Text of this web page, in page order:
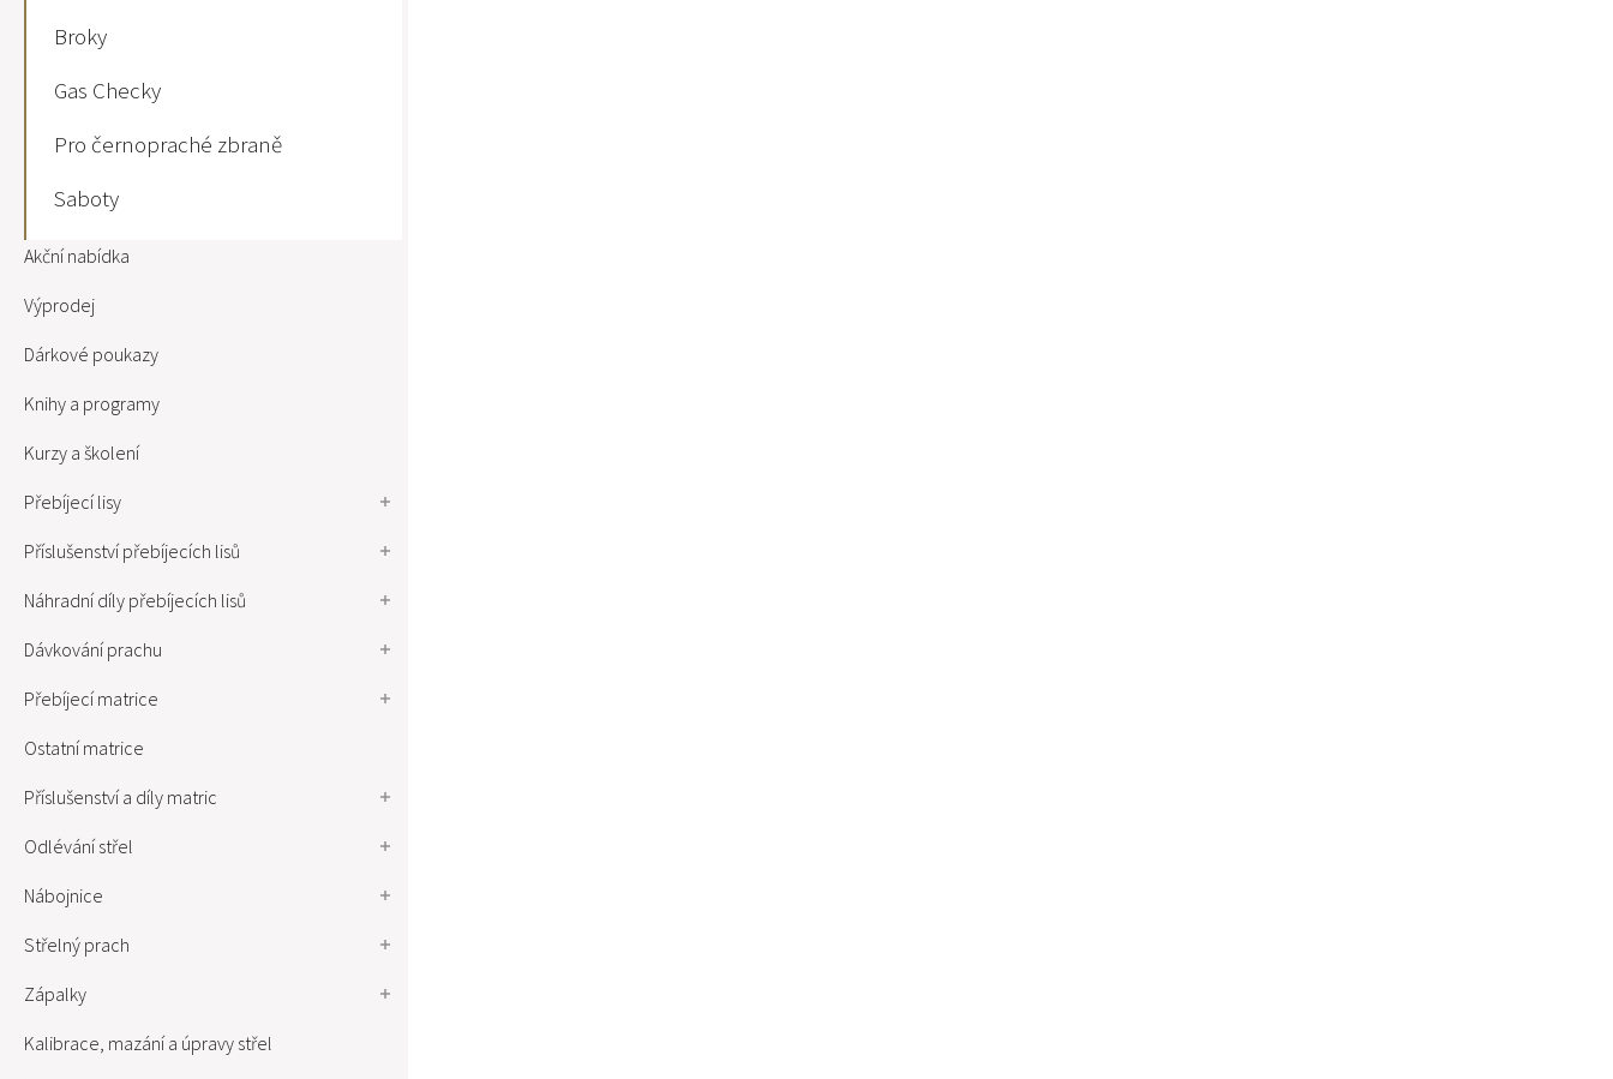
Broky
Gas Checky
Pro černopraché zbraně
Saboty
Akční nabídka
Výprodej
Dárkové poukazy
Knihy a programy
Kurzy a školení
Přebíjecí lisy
Příslušenství přebíjecích lisů
Náhradní díly přebíjecích lisů
Dávkování prachu
Přebíjecí matrice
Ostatní matrice
Příslušenství a díly matric
Odlévání střel
Nábojnice
Střelný prach
Zápalky
Kalibrace, mazání a úpravy střel